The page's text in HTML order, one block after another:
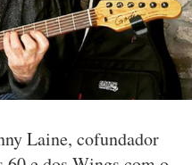
Laine, cofundador